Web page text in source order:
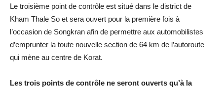
Le troisième point de contrôle est situé dans le district de
Kham Thale So et sera ouvert pour la première fois à
l’occasion de Songkran afin de permettre aux automobilistes
d’emprunter la toute nouvelle section de 64 km de l’autoroute
qui mène au centre de Korat.
Les trois points de contrôle ne seront ouverts qu’à la